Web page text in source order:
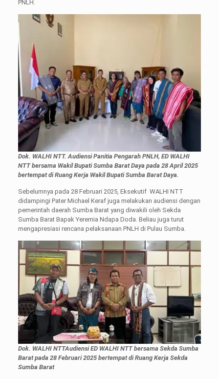
PNLH.
Dok. WALHI NTT. Audiensi Panitia Pengarah PNLH, ED WALHI
NTT bersama Wakil Bupati Sumba Barat Daya pada 28 April 2025
bertempat di Ruang Kerja Wakil Bupati Sumba Barat Daya.
Sebelumnya pada 28 Februari 2025, Eksekutif WALHI NTT
didampingi Pater Michael Keraf juga melakukan audiensi dengan
pemerintah daerah Sumba Barat yang diwakili oleh Sekda
Sumba Barat Bapak Yeremia Ndapa Doda. Beliau juga turut
mengapresiasi rencana pelaksanaan PNLH di Pulau Sumba.
Dok. WALHI NTTAudiensi ED WALHI NTT bersama Sekda Sumba
Barat pada 28 Februari 2025 bertempat di Ruang Kerja Sekda
Sumba Barat